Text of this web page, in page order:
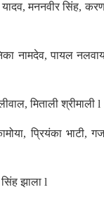
मननवीर सिंह,
नामदेव, पायल
मिताली श्रीमाली l
प्रियंका
झाला l